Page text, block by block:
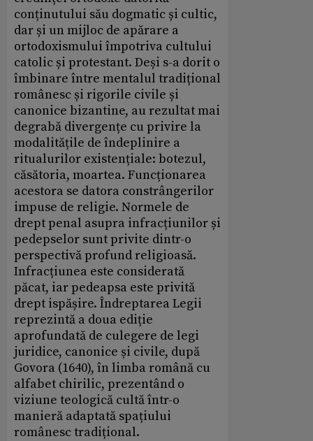
conținutului său dogmatic și cultic,
dar și un mijloc de apărare a
ortodoxismului împotriva cultului
catolic și protestant. Deși s-a dorit o
îmbinare între mentalul tradițional
românesc și rigorile civile și
canonice bizantine, au rezultat mai
degrabă divergențe cu privire la
modalitățile de îndeplinire a
ritualurilor existențiale: botezul,
căsătoria, moartea. Funcționarea
acestora se datora constrângerilor
impuse de religie. Normele de
drept penal asupra infracțiunilor și
pedepselor sunt privite dintr-o
perspectivă profund religioasă.
Infracțiunea este considerată
păcat, iar pedeapsa este privită
drept ispășire. Îndreptarea Legii
reprezintă a doua ediție
aprofundată de culegere de legi
juridice, canonice și civile, după
Govora (1640), în limba română cu
alfabet chirilic, prezentând o
viziune teologică cultă într-o
manieră adaptată spațiului
românesc tradițional.